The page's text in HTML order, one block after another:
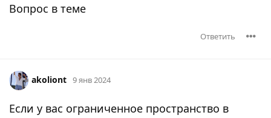
Вопрос в теме
Ответить
akoliont 9 янв 2024
Если у вас ограниченное пространство в